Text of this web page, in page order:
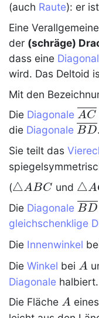
(auch Raute): er
Eine
der (schräge)
dass eine
wird. Das Deltoid
Mit den
Die Diagonale AC
die Diagonale BD.
Sie teilt das
(\triangle
ABC
△ABC und △A
Die Diagonale BD
gleichschenklige
Die Innenwinkel
Die Winkel bei A
A
Diagonale halbiert.
Die Fläche A
A eines